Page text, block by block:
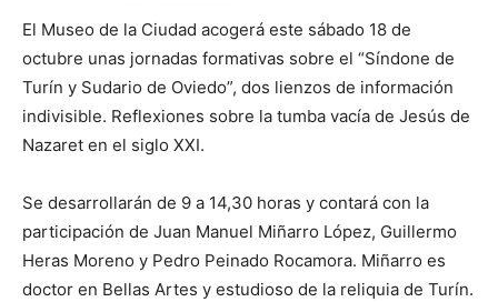
El Museo de la Ciudad acogerá este sábado 18 de
octubre unas jornadas formativas sobre el “Síndone de
Turín y Sudario de Oviedo”, dos lienzos de información
indivisible. Reflexiones sobre la tumba vacía de Jesús de
Nazaret en el siglo XXI.
Se desarrollarán de 9 a 14,30 horas y contará con la
participación de Juan Manuel Miñarro López, Guillermo
Heras Moreno y Pedro Peinado Rocamora. Miñarro es
doctor en Bellas Artes y estudioso de la reliquia de Turín.